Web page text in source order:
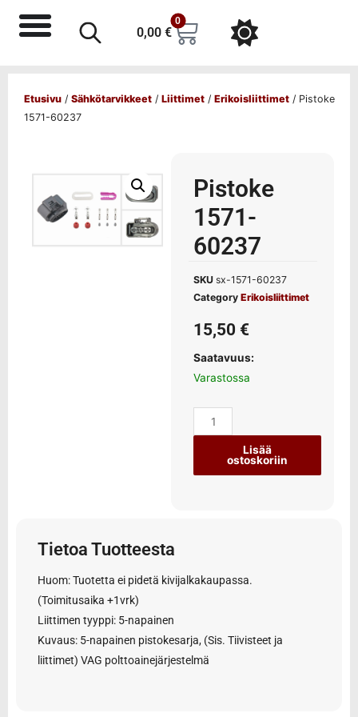
0,00 €
0
Etusivu / Sähkötarvikkeet / Liittimet / Erikoisliittimet / Pistoke
1571-60237
Pistoke
1571-
60237
SKU sx-1571-60237
Category Erikoisliittimet
15,50 €
Saatavuus:
Varastossa
Lisää
ostoskoriin
Tietoa Tuotteesta
Huom: Tuotetta ei pidetä kivijalkakaupassa.
(Toimitusaika +1vrk)
Liittimen tyyppi: 5-napainen
Kuvaus: 5-napainen pistokesarja, (Sis. Tiivisteet ja
liittimet) VAG polttoainejärjestelmä